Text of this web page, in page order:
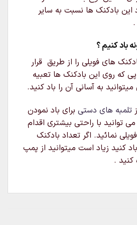
این بادکنک ها نسبت به سایر
باد کنیم ؟
های فویلی را از طریق قرار
که روی این بادکنک ها تعبیه
به آسانی آن را باد کنید.
تلمبه های دستی برای باد نمودن
توانید با راحتی بیشتری اقدام
نمائید. اگر تعداد بادکنک
کنید زیاد است میتوانید از پمپ
کنید .